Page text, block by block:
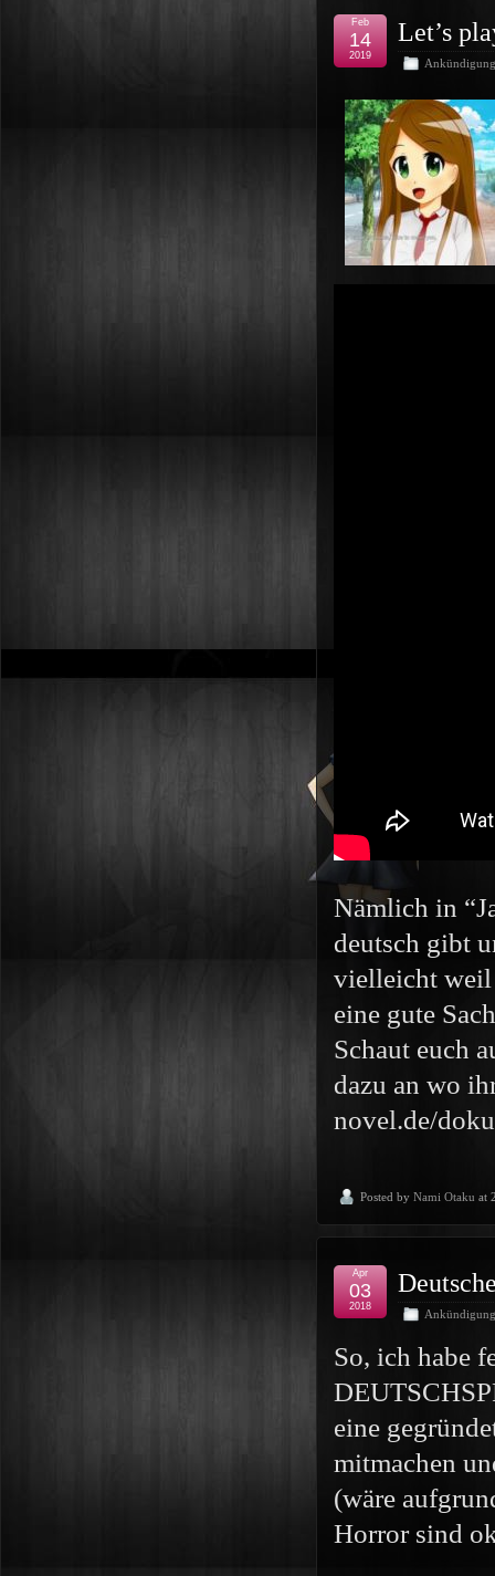
Let’s
Feb
14
2019
Nämlich in
deutsch gibt
vielleicht weil
eine gute
Schaut euch
dazu an wo
novel.de/
Posted by Nami Otaku at
Apr
03
2018
So, ich habe
eine
mitmachen
(wäre
Horror sind